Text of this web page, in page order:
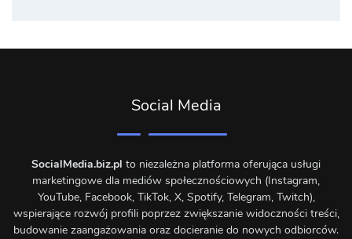
Social Media
SocialMedia.biz.pl to niezależna platforma oferująca usługi
marketingowe dla mediów społecznościowych (Instagram,
YouTube, Facebook, TikTok, X, Spotify, Telegram, Twitch),
wspierające rozwój profili poprzez zwiększanie widoczności treści,
budowanie zaangażowania oraz docieranie do nowych odbiorców.